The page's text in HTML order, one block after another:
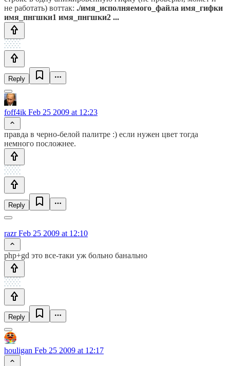
не работать) воттак: ./имя_исполняемого_файла имя_гифки
имя_пнгшки1 имя_пнгшки2 ...
Reply
foff4ik Feb 25 2009 at 12:23
правда в черно-белой палитре :) если нужен цвет тогда
немного посложнее.
Reply
razrFeb 25 2009 at 12:10
php+gd это все-таки уж больно банально
Reply
houligan Feb 25 2009 at 12:17